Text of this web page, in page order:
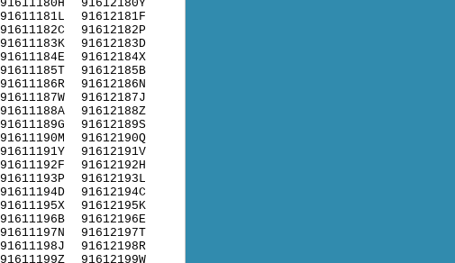
91611180H
91611181L
91611182C
91611183K
91611184E
91611185T
91611186R
91611187W
91611188A
91611189G
91611190M
91611191Y
91611192F
91611193P
91611194D
91611195X
91611196B
91611197N
91611198J
91611199Z
91612180Y
91612181F
91612182P
91612183D
91612184X
91612185B
91612186N
91612187J
91612188Z
91612189S
91612190Q
91612191V
91612192H
91612193L
91612194C
91612195K
91612196E
91612197T
91612198R
91612199W